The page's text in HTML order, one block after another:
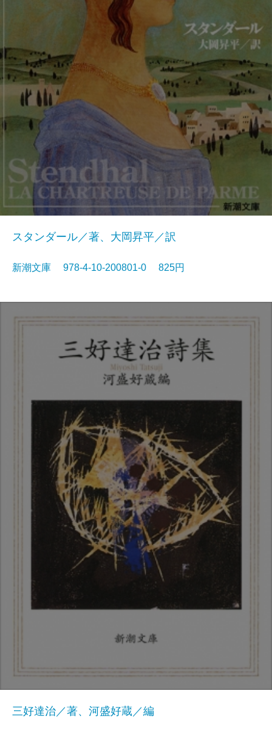
スタンダール／著、大岡昇平／訳
新潮文庫 978-4-10-200801-0 825円
三好達治／著、河盛好蔵／編